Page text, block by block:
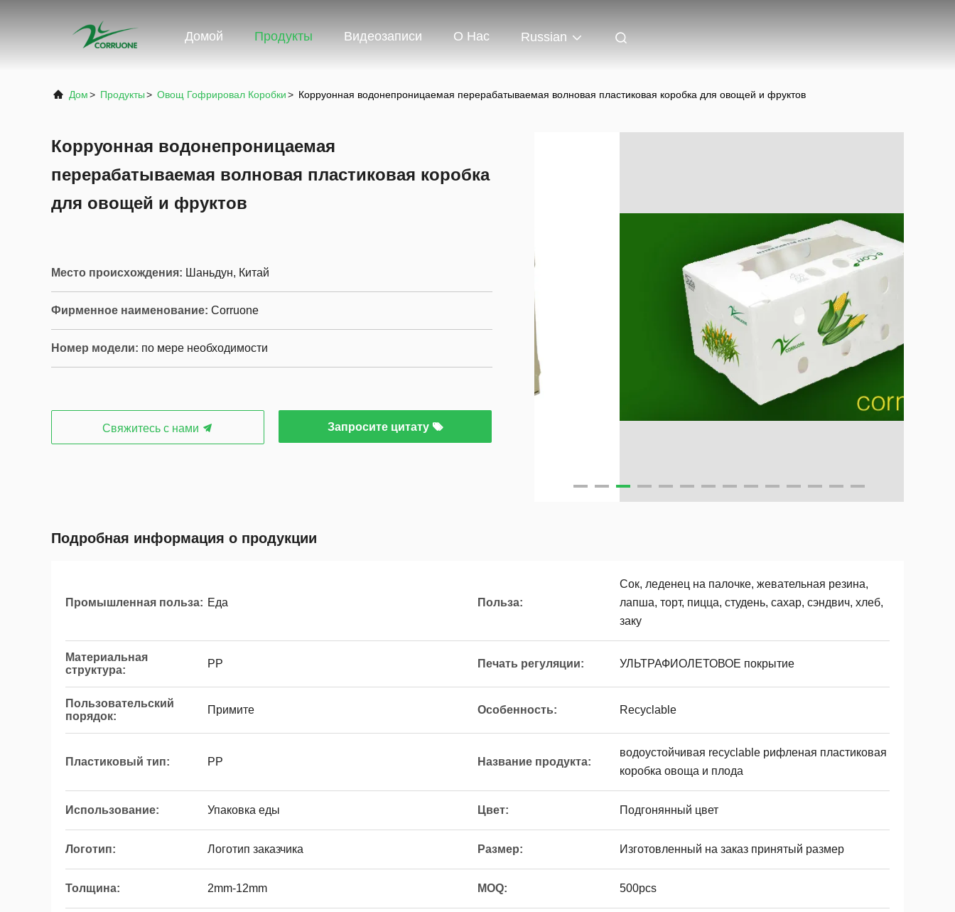
Домой Продукты Видеозаписи О Нас Russian
Дом> Продукты> Овощ Гофрировал Коробки> Корруонная водонепроницаемая перерабатываемая волновая пластиковая коробка для овощей и фруктов
Корруонная водонепроницаемая
перерабатываемая волновая пластиковая коробка
для овощей и фруктов
Место происхождения: Шаньдун, Китай
Фирменное наименование: Corruone
Номер модели: по мере необходимости
Свяжитесь с нами Запросите цитату
Подробная информация о продукции
Промышленная польза: Еда Польза:
Сок, леденец на палочке, жевательная резина,
лапша, торт, пицца, студень, сахар, сэндвич, хлеб,
заку
Материальная
структура:
PP Печать регуляции: УЛЬТРАФИОЛЕТОВОЕ покрытие
Пользовательский
порядок:
Примите Особенность: Recyclable
Пластиковый тип: PP Название продукта:
водоустойчивая recyclable рифленая пластиковая
коробка овоща и плода
Использование: Упаковка еды Цвет: Подгонянный цвет
Логотип: Логотип заказчика Размер: Изготовленный на заказ принятый размер
Толщина: 2mm-12mm MOQ: 500pcs